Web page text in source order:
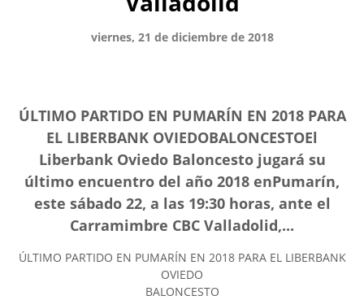
viernes, 21 de diciembre de 2018
ÚLTIMO PARTIDO EN PUMARÍN EN 2018 PARA
EL LIBERBANK OVIEDOBALONCESTOEl
Liberbank Oviedo Baloncesto jugará su
último encuentro del año 2018 enPumarín,
este sábado 22, a las 19:30 horas, ante el
Carramimbre CBC Valladolid,...
ÚLTIMO PARTIDO EN PUMARÍN EN 2018 PARA EL LIBERBANK
OVIEDO
BALONCESTO